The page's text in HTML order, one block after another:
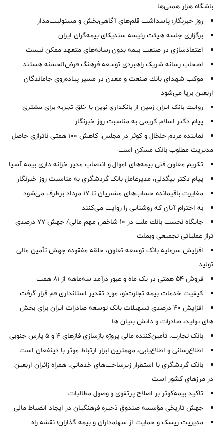
باشگاه هزار همتی‌ها
روز خبرنگار؛ پاسداشت قلم‌های آگاهی‌بخش و مسئولیت‌مدار
برگزاری جلسه هیئت رئیسه سندیکای بیمه‌گران ایران
اعتمادسازی در صنعت بیمه بدون رسانه‌های متعهد ممکن نیست
اصحاب رسانه شریک راهبردی توسعه فرهنگ قرض‌الحسنه هستند
موكب شهدای بانك صنعت و معدن در مسیر پیاده‌روی جاماندگان
اربعین برپا می‌شود
روایت بانک ایران زمین از بانکداری نوین با خلق تجربه برای مشتری
پیام دکتر اسلام کریمی به مناسبت روز خبرنگار
نماینده مردم خلخال و کوثر در مجلس: کاهش ۱۰۰ همتی ناترازی حاصل
مدیریت مطلوب بانک مسکن است
تکریم معاون فنی بیمه‌های اموال و انتصاب مدیر خزانه داری بیمه آسیا
پیام دکتر بیگدلی، مدیرعامل بانک گردشگری به مناسبت روز خبرنگار
مغایرت‌ باقیمانده حساب‌های مشتریان تا ۱۷ مرداد برطرف می‌شود
به احترام آنان که روشنایی را روایت می‌کنند
جایگاه نخست بانك ملت در 10 شاخص مهم مالی/ جهش 77 درصدی
تراز عملیاتی تجمیعی وبملت
افزایش سرمایه بانک توسعه تعاون، حلقه مفقوده جهش تأمین مالی
تولید
فروش 54 همتی در یک ماه و عبور درآمد سه‌ماهه از 81 همت
کیفیت خدمات بیمه تجارت‌نو، مورد تقدیر استانداری قم قرار گرفت
افزایش 40 درصدی تسهیلات بانک توسعه صادرات ایران برای بخش
های تولید، صادرات و دانش بنیان ها
بانک تجارت، تأمین‌کننده مالی پروژه بازسازی فازهای ۴ و ۵ پارس جنوبی
اطلاع‌رسانی و اطلاع‌یابی، مهمترین ابزار ارتباط موثر با ذینفعان است
بانک گردشگری با استقرار زیرساخت‌های خدماتی، همراه زائران اربعین
در مرزهای کشور است
تاکید بیمه‌کوثر بر اصلاح پرتفوی و وصول مطالبات ‌
جهش تاریخی مؤسسه صندوق ذخیره فرهنگیان در ایجاد انضباط مالی
مدیریت ریسک و حمایت از سهامداران و بیمه گذاران؛ نقشه راه